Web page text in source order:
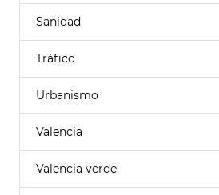
Sanidad
Tráfico
Urbanismo
Valencia
Valencia verde